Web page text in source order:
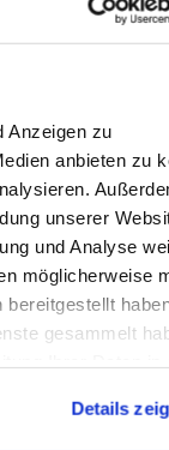
Anzeigen zu
anbieten zu
unserer
und Analyse
möglicherweise
gesammelt
Details
in einem
langfristige
Projekte
zuhause
Eine